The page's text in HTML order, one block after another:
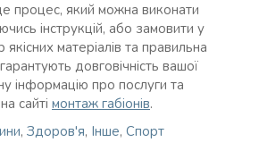
процес, який можна виконати
інструкцій, або замовити у
матеріалів та правильна
довговічність вашої
інформацію про послуги та
сайті монтаж габіонів.
, Здоров'я, Інше, Спорт